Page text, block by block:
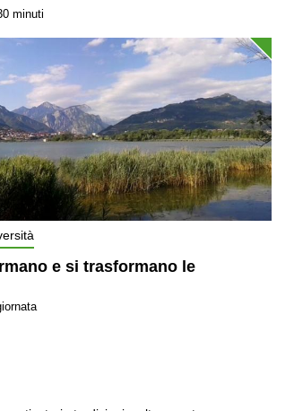
minuti
e si trasformano le